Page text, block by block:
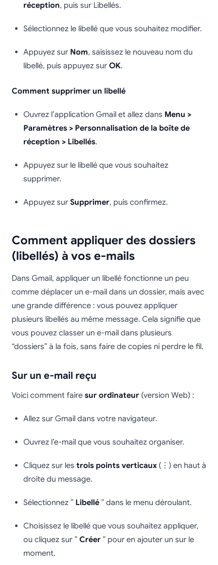
réception, puis sur Libellés.
Sélectionnez le libellé que vous souhaitez modifier.
Appuyez sur Nom, saisissez le nouveau nom du
libellé, puis appuyez sur OK.
Comment supprimer un libellé
Ouvrez l’application Gmail et allez dans Menu >
Paramètres > Personnalisation de la boîte de
réception > Libellés.
Appuyez sur le libellé que vous souhaitez
supprimer.
Appuyez sur Supprimer, puis confirmez.
Comment appliquer des dossiers
(libellés) à vos e-mails
Dans Gmail, appliquer un libellé fonctionne un peu
comme déplacer un e-mail dans un dossier, mais avec
une grande différence : vous pouvez appliquer
plusieurs libellés au même message. Cela signifie que
vous pouvez classer un e-mail dans plusieurs
“dossiers” à la fois, sans faire de copies ni perdre le fil.
Sur un e-mail reçu
Voici comment faire sur ordinateur (version Web) :
Allez sur Gmail dans votre navigateur.
Ouvrez l’e-mail que vous souhaitez organiser.
Cliquez sur les trois points verticaux (⋮) en haut à
droite du message.
Sélectionnez ” Libellé ” dans le menu déroulant.
Choisissez le libellé que vous souhaitez appliquer,
ou cliquez sur ” Créer ” pour en ajouter un sur le
moment.